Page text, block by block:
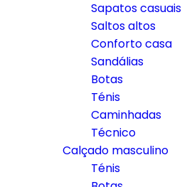
Sapatos casuais
Saltos altos
Conforto casa
Sandálias
Botas
Ténis
Caminhadas
Técnico
Calçado masculino
Ténis